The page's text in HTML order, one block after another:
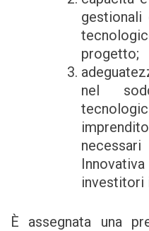
progetto;
nel
investitori
È assegnata una